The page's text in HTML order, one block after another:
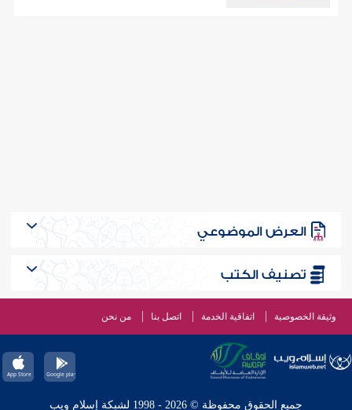
العرض الموضوعي
تصنيف الكتب
وثيقة الخصوصية اتفاقية الخدمة اتصل بنا من نحن
جميع الحقوق محفوظة © 2026 - 1998 لشبكة إسلام ويب